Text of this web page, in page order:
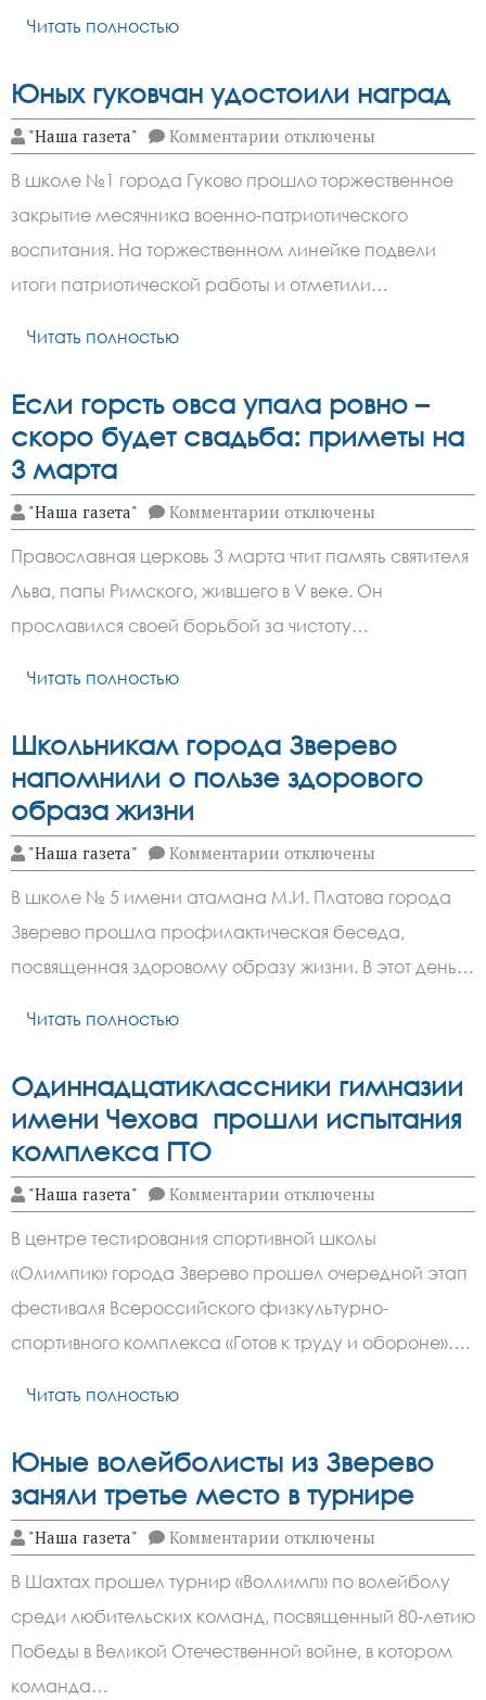
Читать полностью
Юных гуковчан удостоили наград
"Наша газета" Комментарии к
записи
гуковчан
удостоили
наград
отключены
В школе №1 города Гуково прошло торжественное
закрытие месячника военно-патриотического
воспитания. На торжественном линейке подвели
итоги патриотической работы и отметили…
Читать полностью
Если горсть овса упала ровно –
скоро будет свадьба: приметы на
3 марта
"Наша газета" Комментарии к
записи
горсть
овса
упала
ровно
–
на
3
марта
отключены
Православная церковь 3 марта чтит память святителя
Льва, папы Римского, жившего в V веке. Он
прославился своей борьбой за чистоту…
Читать полностью
Школьникам города Зверево
напомнили о пользе здорового
образа жизни
"Наша газета" Комментарии к
записи
Школьникам
города
Зверево
напомнили
о
пользе
отключены
В школе № 5 имени атамана М.И. Платова города
Зверево прошла профилактическая беседа,
посвященная здоровому образу жизни. В этот день…
Читать полностью
Одиннадцатиклассники гимназии
имени Чехова прошли испытания
комплекса ГТО
"Наша газета" Комментарии к
записи
Одиннадцатиклассники
гимназии
имени
Чехова
прошли
испытания
комплекса
ГТО
отключены
В центре тестирования спортивной школы
«Олимпик» города Зверево прошел очередной этап
фестиваля Всероссийского физкультурно-
спортивного комплекса «Готов к труду и обороне»….
Читать полностью
Юные волейболисты из Зверево
заняли третье место в турнире
"Наша газета" Комментарии к
записи
волейболисты
из
Зверево
заняли
третье
отключены
В Шахтах прошел турнир «Воллимп» по волейболу
среди любительских команд, посвященный 80-летию
Победы в Великой Отечественной войне, в котором
команда…